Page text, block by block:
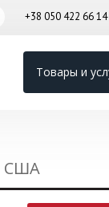
+38 050 422 66 14
Товары и
США